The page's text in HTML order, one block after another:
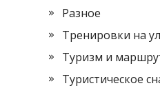
Разное
Тренировки на
Туризм и
Туристическое